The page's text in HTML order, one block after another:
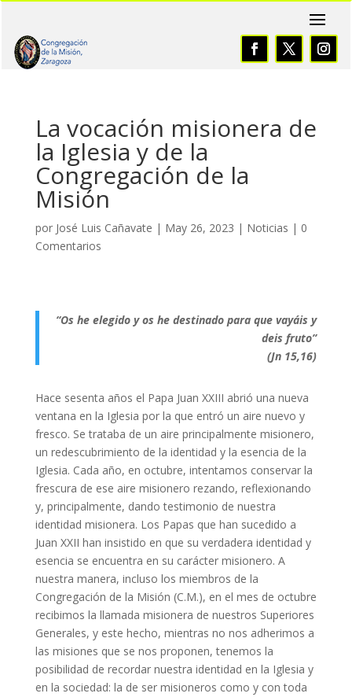
La vocación misionera de
la Iglesia y de la
Congregación de la
Misión
por José Luis Cañavate | May 26, 2023 | Noticias | 0
Comentarios
“Os he elegido y os he destinado para que vayáis y
deis fruto”
(Jn 15,16)
Hace sesenta años el Papa Juan XXIII abrió una nueva
ventana en la Iglesia por la que entró un aire nuevo y
fresco. Se trataba de un aire principalmente misionero,
un redescubrimiento de la identidad y la esencia de la
Iglesia. Cada año, en octubre, intentamos conservar la
frescura de ese aire misionero rezando, reflexionando
y, principalmente, dando testimonio de nuestra
identidad misionera. Los Papas que han sucedido a
Juan XXII han insistido en que su verdadera identidad y
esencia se encuentra en su carácter misionero. A
nuestra manera, incluso los miembros de la
Congregación de la Misión (C.M.), en el mes de octubre
recibimos la llamada misionera de nuestros Superiores
Generales, y este hecho, mientras no nos adherimos a
las misiones que se nos proponen, tenemos la
posibilidad de recordar nuestra identidad en la Iglesia y
en la sociedad: la de ser misioneros como y con toda